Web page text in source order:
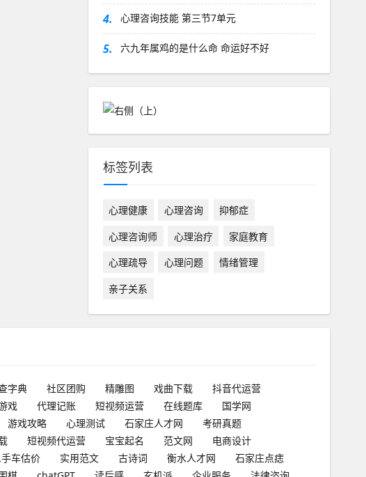
4. 心理咨询技能 第三节7单元
5. 六九年属鸡的是什么命 命运好不好
标签列表
心理健康 心理咨询
抑郁症
心理咨询师
心理治疗
家庭教育
心理疏导
心理问题
情绪管理
亲子关系
字典 社区团购 精雕图 戏曲下载
抖音代运营
戏 代理记账 短视频运营 在线题库
国学网
游戏攻略 心理测试 石家庄人才网
考研真题
短视频代运营 宝宝起名 范文网
电商设计
手车估价 实用范文 古诗词 衡水人才网
石家庄点痣